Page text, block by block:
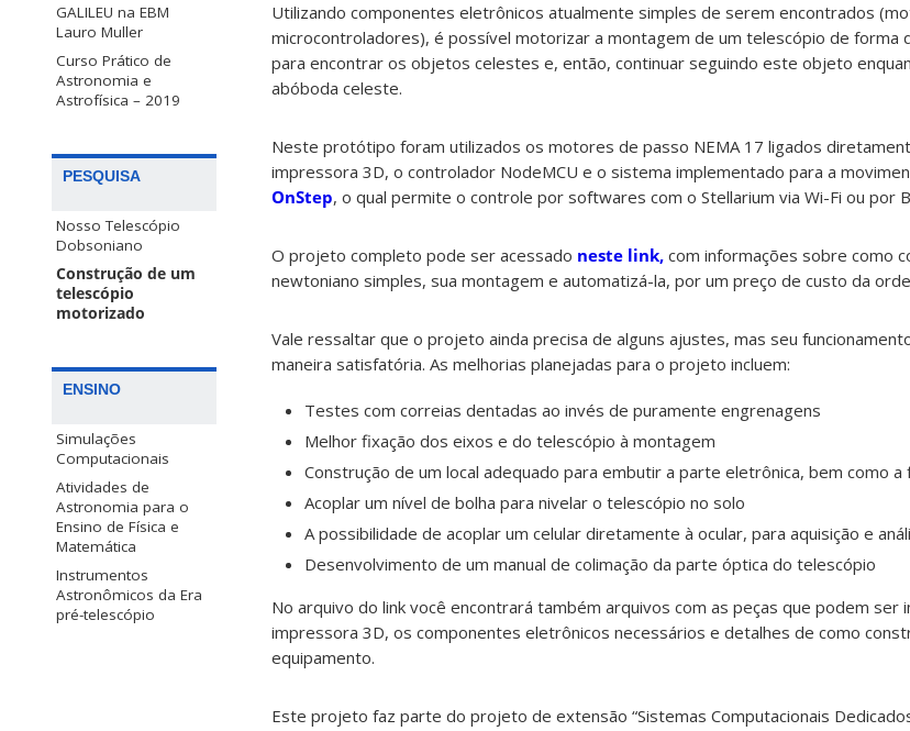
GALILEU na EBM
Lauro Muller
Curso Prático de
Astronomia e
Astrofísica – 2019
PESQUISA
Nosso Telescópio
Dobsoniano
Construção de um
telescópio
motorizado
ENSINO
Simulações
Computacionais
Atividades de
Astronomia para o
Ensino de Física e
Matemática
Instrumentos
Astronômicos da Era
pré-telescópio
Utilizando componentes eletrônicos atualmente simples de serem encontrados
microcontroladores), é possível motorizar a montagem de um telescópio de forma
para encontrar os objetos celestes e, então, continuar seguindo este objeto
abóboda celeste.
Neste protótipo foram utilizados os motores de passo NEMA 17 ligados
impressora 3D, o controlador NodeMCU e o sistema implementado para a
OnStep, o qual permite o controle por softwares com o Stellarium via Wi-Fi ou por
O projeto completo pode ser acessado neste link, com informações sobre como
newtoniano simples, sua montagem e automatizá-la, por um preço de custo da
Vale ressaltar que o projeto ainda precisa de alguns ajustes, mas seu
maneira satisfatória. As melhorias planejadas para o projeto incluem:
Testes com correias dentadas ao invés de puramente engrenagens
Melhor fixação dos eixos e do telescópio à montagem
Construção de um local adequado para embutir a parte eletrônica, bem como
Acoplar um nível de bolha para nivelar o telescópio no solo
A possibilidade de acoplar um celular diretamente à ocular, para aquisição e
Desenvolvimento de um manual de colimação da parte óptica do telescópio
No arquivo do link você encontrará também arquivos com as peças que podem ser
impressora 3D, os componentes eletrônicos necessários e detalhes de como
equipamento.
Este projeto faz parte do projeto de extensão “Sistemas Computacionais